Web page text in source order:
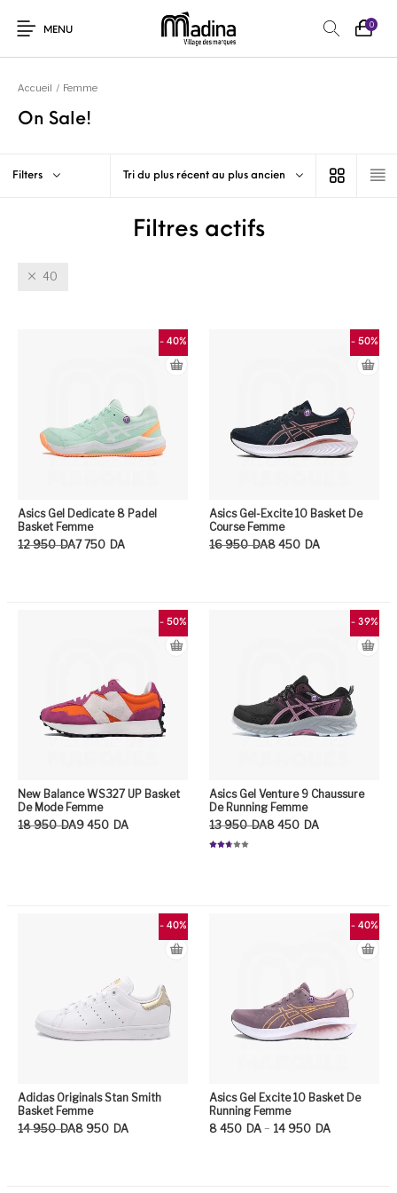
MENU
0
Accueil / Femme
On Sale!
Filters Tri du plus récent au plus ancien
Filtres actifs
40
- 40%
Asics Gel Dedicate 8 Padel
Basket Femme
12 950 DA
Le prix initial était : 12 950DA.
7 750 DA
Le prix actuel est : 7 750DA.
- 50%
Asics Gel-Excite 10 Basket De
Course Femme
16 950 DA
Le prix initial était : 16 950DA.
8 450 DA
Le prix actuel est : 8 450DA.
- 50%
New Balance WS327 UP Basket
De Mode Femme
18 950 DA
Le prix initial était : 18 950DA.
9 450 DA
Le prix actuel est : 9 450DA.
- 39%
Asics Gel Venture 9 Chaussure
De Running Femme
13 950 DA
Le prix initial était : 13 950DA.
8 450 DA
Le prix actuel est : 8 450DA.
- 40%
Adidas Originals Stan Smith
Basket Femme
14 950 DA
Le prix initial était : 14 950DA.
8 950 DA
Le prix actuel est : 8 950DA.
- 40%
Asics Gel Excite 10 Basket De
Running Femme
8 450 DA – 14 950 DA
Plage de prix : 8 450DA à 14 950DA